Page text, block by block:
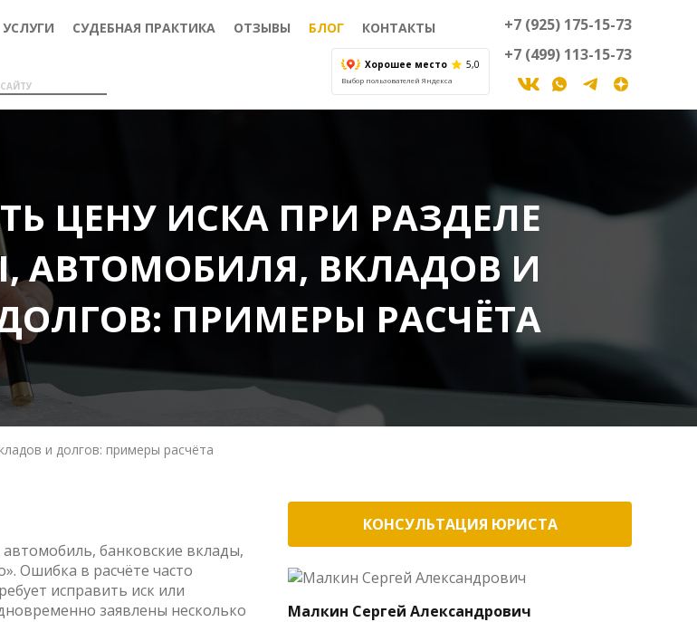
УСЛУГИ СУДЕБНАЯ ПРАКТИКА ОТЗЫВЫ БЛОГ КОНТАКТЫ
Хорошее место 5,0
Выбор пользователей Яндекса
+7 (925) 175-15-73
+7 (499) 113-15-73
ЦЕНУ ИСКА ПРИ РАЗДЕЛЕ
АВТОМОБИЛЯ, ВКЛАДОВ И
ПРИМЕРЫ РАСЧЁТА
и долгов: примеры расчёта
банковские вклады,
Ошибка в расчёте часто
исправить иск или
заявлены несколько
КОНСУЛЬТАЦИЯ ЮРИСТА
Малкин Сергей Александрович